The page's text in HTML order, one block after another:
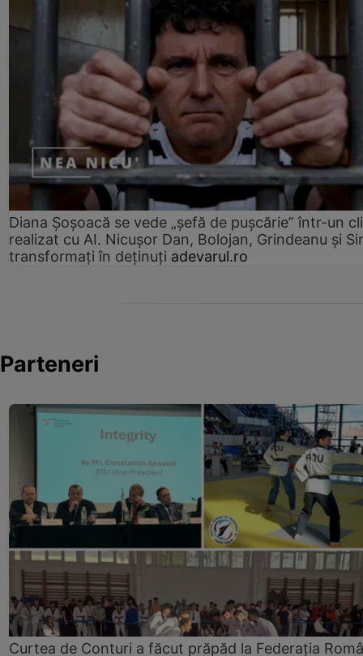
Diana Șoșoacă se vede „șefă de pușcărie” într-un
realizat cu AI. Nicușor Dan, Bolojan, Grindeanu și
transformați în deținuți adevarul.ro
Parteneri
Curtea de Conturi a făcut prăpăd la Federația